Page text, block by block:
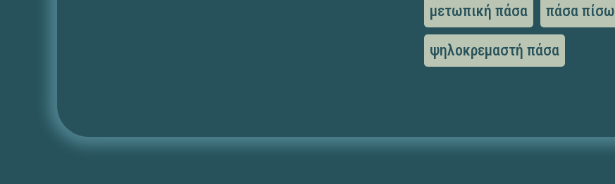
μετωπική πάσα πάσα πίσω
ψηλοκρεμαστή πάσα